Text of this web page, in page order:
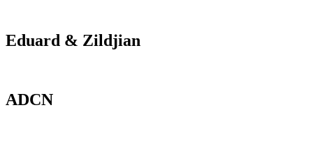
Eduard & Zildjian
ADCN